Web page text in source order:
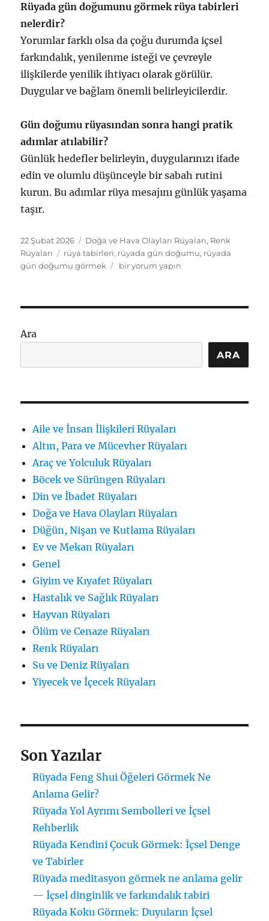
Rüyada gün doğumunu görmek rüya tabirleri
nelerdir?
Yorumlar farklı olsa da çoğu durumda içsel
farkındalık, yenilenme isteği ve çevreyle
ilişkilerde yenilik ihtiyacı olarak görülür.
Duygular ve bağlam önemli belirleyicilerdir.
Gün doğumu rüyasından sonra hangi pratik
adımlar atılabilir?
Günlük hedefler belirleyin, duygularınızı ifade
edin ve olumlu düşünceyle bir sabah rutini
kurun. Bu adımlar rüya mesajını günlük yaşama
taşır.
Yayın
tarihi
22 Şubat 2026 Kategoriler
Doğa ve Hava Olayları Rüyaları, Renk
Rüyaları
Etiketler
rüya tabirleri, rüyada gün doğumu, rüyada
gün doğumu görmek
Rüyada
Gelir:
için
bir yorum yapın
Ara
ARA
Aile ve İnsan İlişkileri Rüyaları
Altın, Para ve Mücevher Rüyaları
Araç ve Yolculuk Rüyaları
Böcek ve Sürüngen Rüyaları
Din ve İbadet Rüyaları
Doğa ve Hava Olayları Rüyaları
Düğün, Nişan ve Kutlama Rüyaları
Ev ve Mekan Rüyaları
Genel
Giyim ve Kıyafet Rüyaları
Hastalık ve Sağlık Rüyaları
Hayvan Rüyaları
Ölüm ve Cenaze Rüyaları
Renk Rüyaları
Su ve Deniz Rüyaları
Yiyecek ve İçecek Rüyaları
Son Yazılar
Rüyada Feng Shui Öğeleri Görmek Ne
Anlama Gelir?
Rüyada Yol Ayrımı Sembolleri ve İçsel
Rehberlik
Rüyada Kendini Çocuk Görmek: İçsel Denge
ve Tabirler
Rüyada meditasyon görmek ne anlama gelir
— İçsel dinginlik ve farkındalık tabiri
Rüyada Koku Görmek: Duyuların İçsel